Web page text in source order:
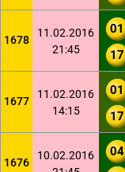
1678
11.02.2016
21:45
01
17
1677
11.02.2016
14:15
01
17
1676
10.02.2016
04